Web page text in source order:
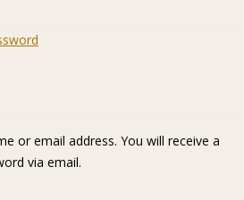
or email address. You will receive a
via email.